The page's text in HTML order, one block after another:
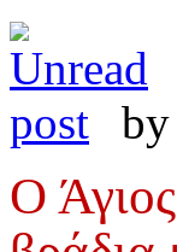
by
Ο